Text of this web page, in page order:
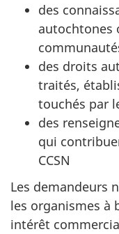
des
autochtones
des droits
traités,
touchés par
des
qui
CCSN
Les demandeurs
les organismes à
intérêt